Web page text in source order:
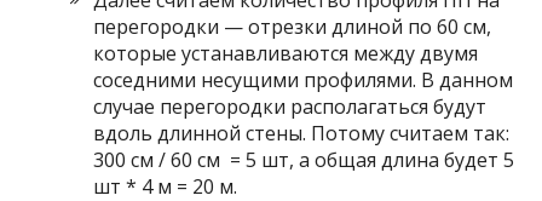
перегородки — отрезки длиной по 60 см,
которые устанавливаются между двумя
соседними несущими профилями. В данном
случае перегородки располагаться будут
вдоль длинной стены. Потому считаем так:
300 см / 60 см = 5 шт, а общая длина будет 5
шт * 4 м = 20 м.